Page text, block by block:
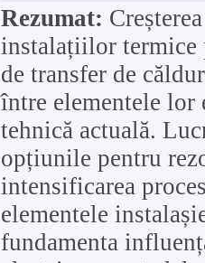
Rezumat:
instalațiilor termice
de transfer de
între elementele
tehnică actuală.
opțiunile pentru
intensificarea
elementele
fundamenta